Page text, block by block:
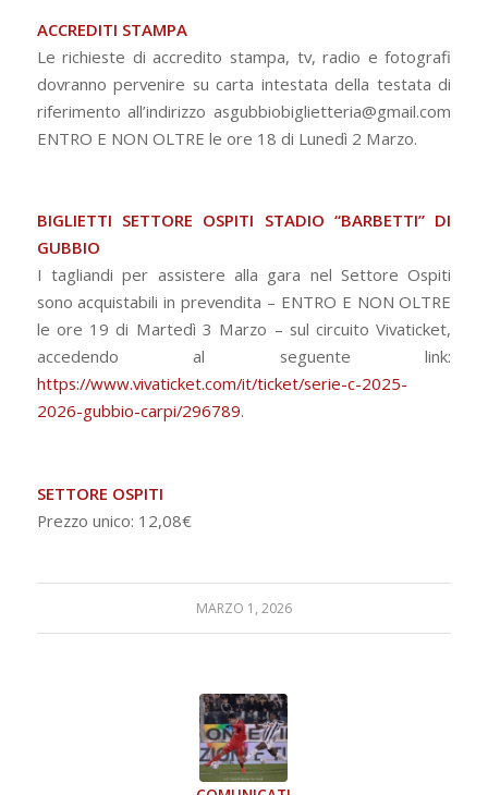
ACCREDITI STAMPA
Le richieste di accredito stampa, tv, radio e fotografi
dovranno pervenire su carta intestata della testata di
riferimento all’indirizzo asgubbiobiglietteria@gmail.com
ENTRO E NON OLTRE le ore 18 di Lunedì 2 Marzo.
BIGLIETTI SETTORE OSPITI STADIO “BARBETTI” DI
GUBBIO
I tagliandi per assistere alla gara nel Settore Ospiti
sono acquistabili in prevendita – ENTRO E NON OLTRE
le ore 19 di Martedì 3 Marzo – sul circuito Vivaticket,
accedendo al seguente link:
https://www.vivaticket.com/it/ticket/serie-c-2025-
2026-gubbio-carpi/296789.
SETTORE OSPITI
Prezzo unico: 12,08€
MARZO 1, 2026